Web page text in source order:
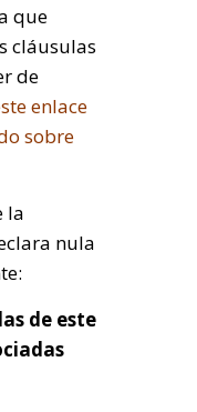
que
cláusulas
de
enlace
sobre
la
nula
de este